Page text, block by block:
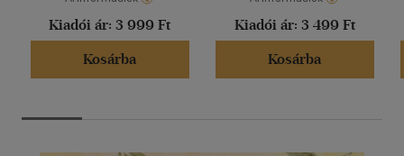
Kiadói ár: 3 999 Ft
Kosárba
Kiadói ár: 3 499 Ft
Kosárba